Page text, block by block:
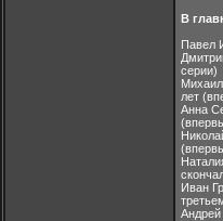
В
Павел
серии)
лет
Анна
Иван